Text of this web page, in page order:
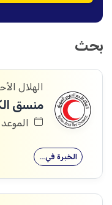
بحث
الهلال
منسق
الموعد
الخبرة في…